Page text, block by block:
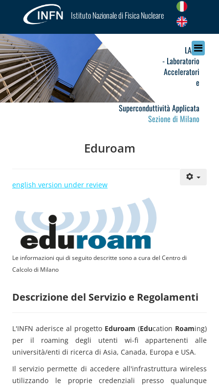
Istituto Nazionale di Fisica Nucleare
LASA
- Laboratorio
Acceleratori
e
Superconduttività Applicata
Sezione di Milano
Eduroam
english version under review
Le informazioni qui di seguito descritte sono a cura del Centro di
Calcolo di Milano
Descrizione del Servizio e Regolamenti
L'INFN aderisce al progetto Eduroam (Education Roaming)
per il roaming degli utenti wi-fi appartenenti alle
università/enti di ricerca di Asia, Canada, Europa e USA.
Il servizio permette di accedere all'infrastruttura wireless
utilizzando le proprie credenziali presso qualunque